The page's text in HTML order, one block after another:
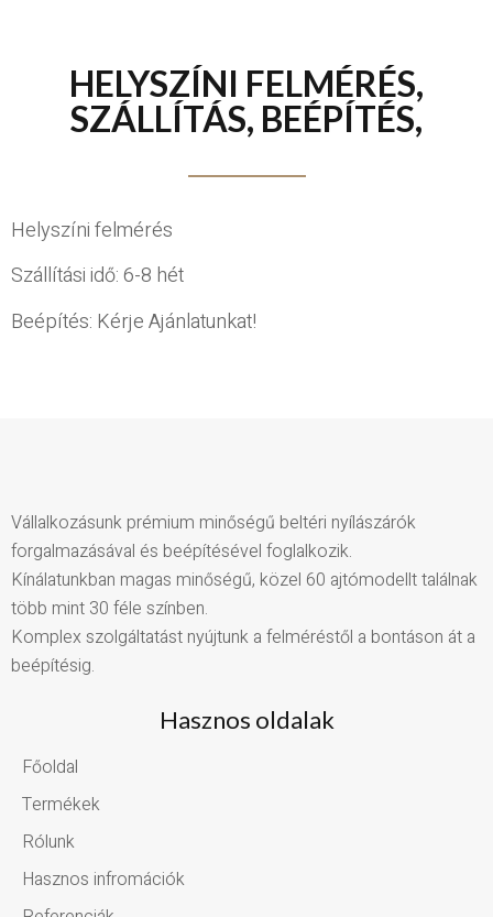
HELYSZÍNI FELMÉRÉS,
SZÁLLÍTÁS, BEÉPÍTÉS,
Helyszíni felmérés
Szállítási idő: 6-8 hét
Beépítés: Kérje Ajánlatunkat!
Vállalkozásunk prémium minőségű beltéri nyílászárók
forgalmazásával és beépítésével foglalkozik.
Kínálatunkban magas minőségű, közel 60 ajtómodellt találnak
több mint 30 féle színben.
Komplex szolgáltatást nyújtunk a felméréstől a bontáson át a
beépítésig.
Hasznos oldalak
Főoldal
Termékek
Rólunk
Hasznos infromációk